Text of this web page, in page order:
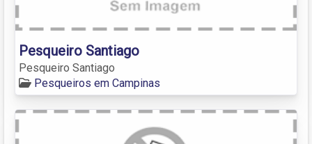
Pesqueiro Santiago
Pesqueiro Santiago
Pesqueiros em Campinas